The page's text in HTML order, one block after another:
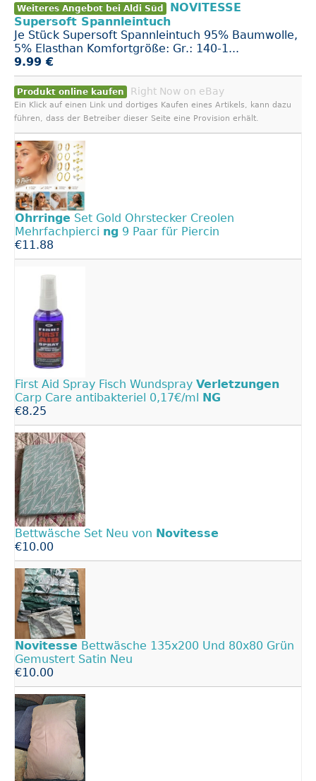
Weiteres Angebot bei Aldi Süd
NOVITESSE
Supersoft Spannleintuch
Je Stück Supersoft Spannleintuch 95% Baumwolle,
5% Elasthan Komfortgröße: Gr.: 140-1...
9.99 €
Produkt online kaufen Right Now on eBay
Ein Klick auf einen Link und dortiges Kaufen eines Artikels, kann dazu
führen, dass der Betreiber dieser Seite eine Provision erhält.
Ohrringe Set Gold Ohrstecker Creolen
Mehrfachpierci ng 9 Paar für Piercin
€11.88
First Aid Spray Fisch Wundspray Verletzungen
Carp Care antibakteriel 0,17€/ml
NG
€8.25
Bettwäsche Set Neu von Novitesse
€10.00
Novitesse Bettwäsche 135x200 Und 80x80 Grün
Gemustert Satin Neu
€10.00